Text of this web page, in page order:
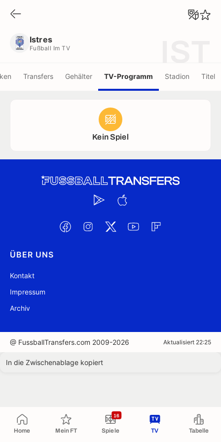
Home Mein FT Spiele
16
TV Tabelle
Istres
Fußball Im TV
Transfers Gehälter TV-Programm Stadion Titel
Kein Spiel
ÜBER UNS
Kontakt
Impressum
Archiv
@ FussballTransfers.com 2009-2026 Aktualisiert 22:25
In die Zwischenablage kopiert